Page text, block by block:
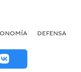
DEFENSA